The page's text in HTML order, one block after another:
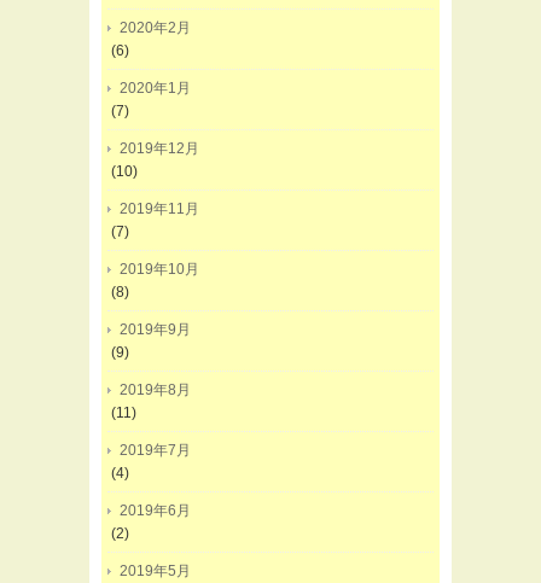
2020年2月
(6)
2020年1月
(7)
2019年12月
(10)
2019年11月
(7)
2019年10月
(8)
2019年9月
(9)
2019年8月
(11)
2019年7月
(4)
2019年6月
(2)
2019年5月